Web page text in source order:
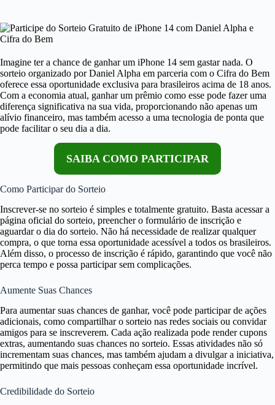
Imagine ter a chance de ganhar um iPhone 14 sem gastar nada. O
sorteio organizado por Daniel Alpha em parceria com o Cifra do Bem
oferece essa oportunidade exclusiva para brasileiros acima de 18 anos.
Com a economia atual, ganhar um prêmio como esse pode fazer uma
diferença significativa na sua vida, proporcionando não apenas um
alívio financeiro, mas também acesso a uma tecnologia de ponta que
pode facilitar o seu dia a dia.
SAIBA COMO PARTICIPAR
Como Participar do Sorteio
Inscrever-se no sorteio é simples e totalmente gratuito. Basta acessar a
página oficial do sorteio, preencher o formulário de inscrição e
aguardar o dia do sorteio. Não há necessidade de realizar qualquer
compra, o que torna essa oportunidade acessível a todos os brasileiros.
Além disso, o processo de inscrição é rápido, garantindo que você não
perca tempo e possa participar sem complicações.
Aumente Suas Chances
Para aumentar suas chances de ganhar, você pode participar de ações
adicionais, como compartilhar o sorteio nas redes sociais ou convidar
amigos para se inscreverem. Cada ação realizada pode render cupons
extras, aumentando suas chances no sorteio. Essas atividades não só
incrementam suas chances, mas também ajudam a divulgar a iniciativa,
permitindo que mais pessoas conheçam essa oportunidade incrível.
Credibilidade do Sorteio